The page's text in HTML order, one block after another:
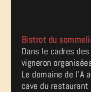
Bistrot du
Dans le cadres
vigneron
Le domaine de l’A
cave du